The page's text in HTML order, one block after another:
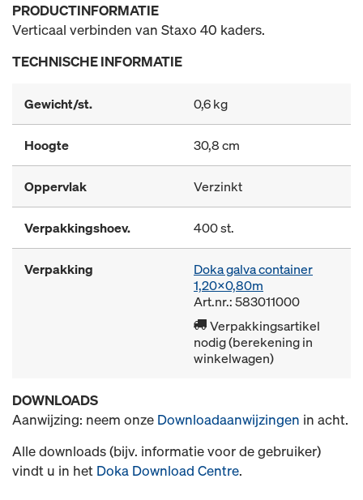
PRODUCTINFORMATIE
Verticaal verbinden van Staxo 40 kaders.
TECHNISCHE INFORMATIE
Gewicht/st. 0,6 kg
Hoogte 30,8 cm
Oppervlak Verzinkt
Verpakkingshoev. 400 st.
Verpakking
Doka galva container
1,20x0,80m
Art.nr.: 583011000
Verpakkingsartikel
nodig (berekening in
winkelwagen)
DOWNLOADS
Aanwijzing: neem onze Downloadaanwijzingen in acht.
Alle downloads (bijv. informatie voor de gebruiker)
vindt u in het Doka Download Centre.